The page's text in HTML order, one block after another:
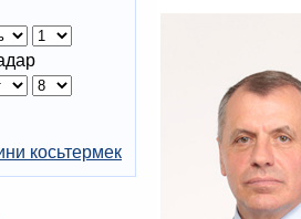
дигер
СМИ
пресс-службы
косьтермек